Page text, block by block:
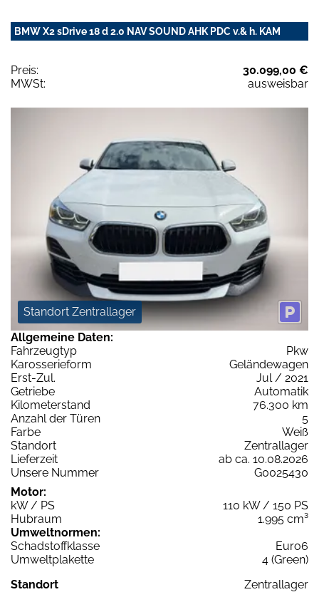
BMW X2 sDrive 18 d 2.0 NAV SOUND AHK PDC v.& h. KAM
Preis:
30.099,00 €
MWSt:
ausweisbar
Standort Zentrallager
Allgemeine Daten:
Fahrzeugtyp
Pkw
Karosserieform
Geländewagen
Erst-Zul.
Jul / 2021
Getriebe
Automatik
Kilometerstand
76.300 km
Anzahl der Türen
5
Farbe
Weiß
Standort
Zentrallager
Lieferzeit
ab ca. 10.08.2026
Unsere Nummer
G0025430
Motor:
kW / PS
110 kW / 150 PS
Hubraum
1.995 cm³
Umweltnormen:
Schadstoffklasse
Euro6
Umweltplakette
4 (Green)
Standort
Zentrallager